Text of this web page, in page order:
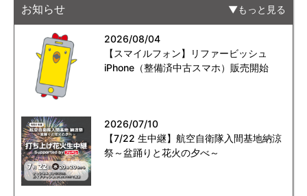
お知らせ もっと見る
2026/08/04
【スマイルフォン】リファービッシュ
iPhone（整備済中古スマホ）販売開始
2026/07/10
【7/22 生中継】航空自衛隊入間基地納涼
祭～盆踊りと花火の夕べ～